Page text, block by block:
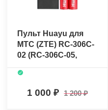
Пульт Huayu для
МТС (ZTE) RC-306C-
02 (RC-306C-05,
ZXV10 B866)
(голосовое
управление) +
батарейки
1 000 1 200